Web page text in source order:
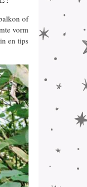
of
vorm
en tips